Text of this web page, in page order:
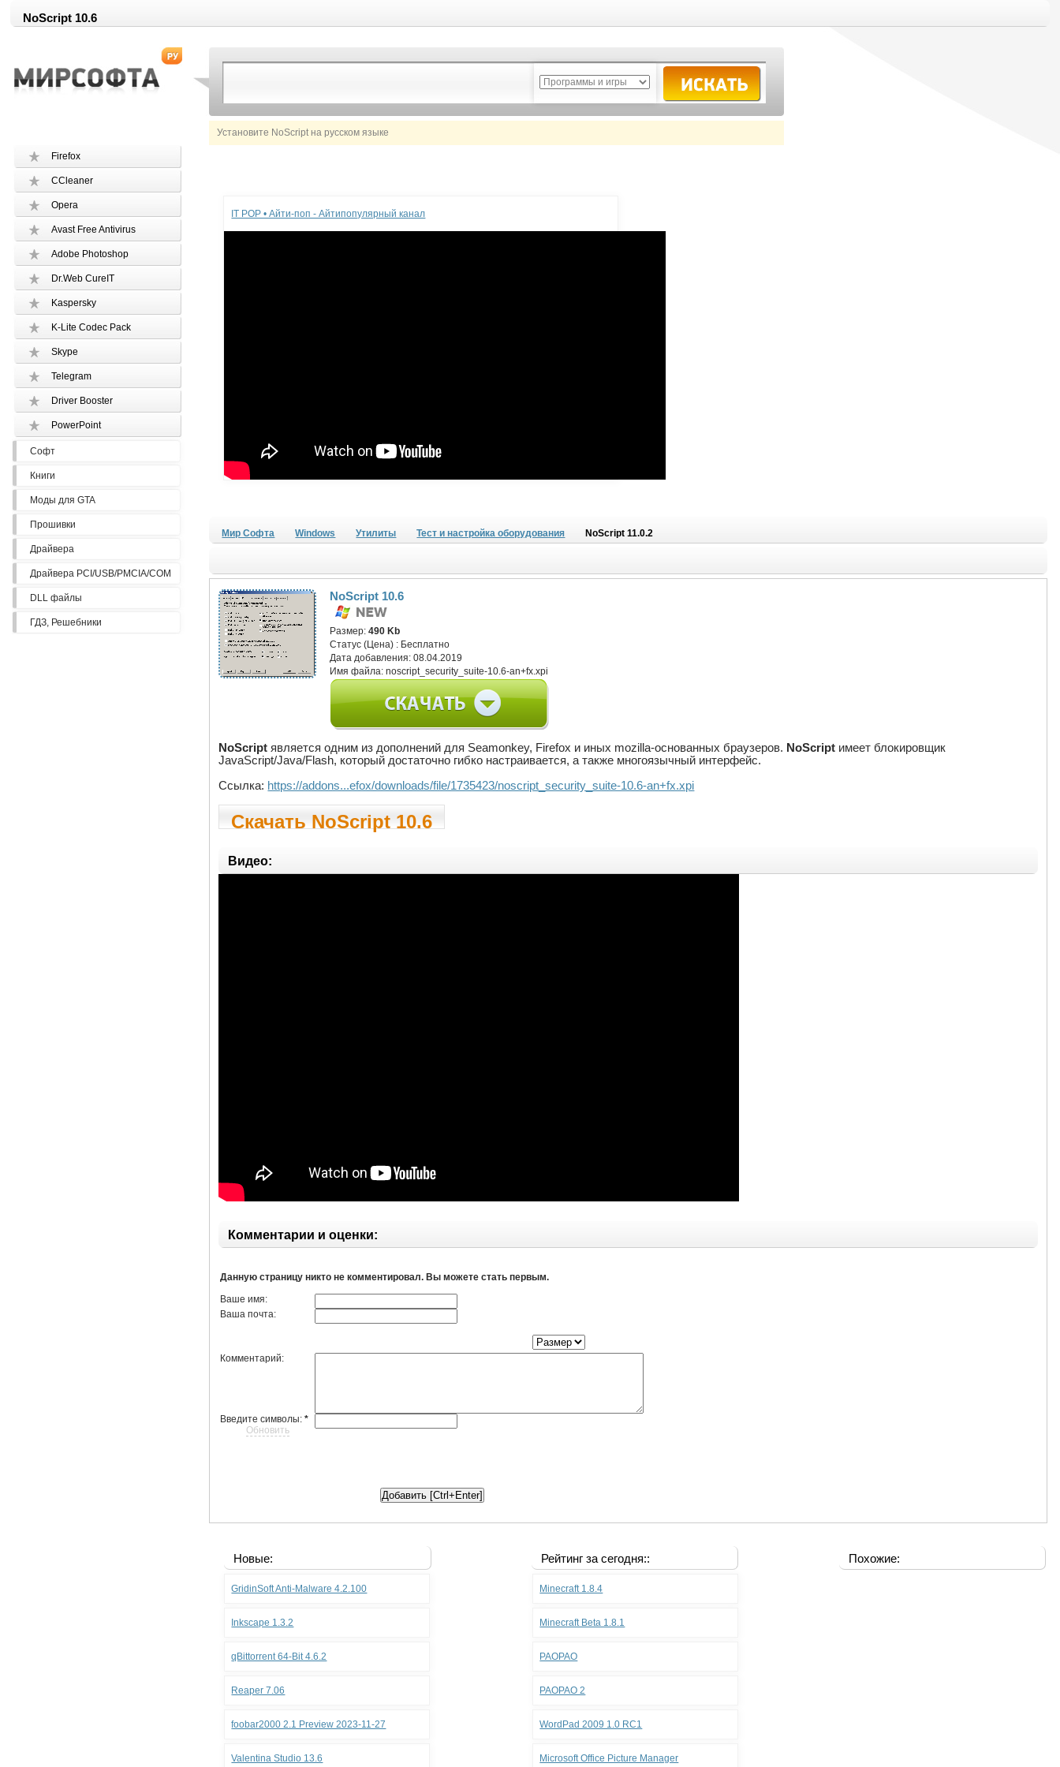
NoScript 10.6
Установите NoScript на русском языке
Firefox
CCleaner
Opera
Avast Free Antivirus
Adobe Photoshop
Dr.Web CureIT
Kaspersky
K-Lite Codec Pack
Skype
Telegram
Driver Booster
PowerPoint
Софт
Книги
Моды для GTA
Прошивки
Драйвера
Драйвера PCI/USB/PMCIA/COM
DLL файлы
ГДЗ, Решебники
IT POP • Айти-поп - Айтипопулярный канал
Мир Софта Windows Утилиты Тест и настройка оборудования NoScript 11.0.2
NoScript 10.6
Размер:490 Kb
Статус (Цена) : Бесплатно
Дата добавления:08.04.2019
Имя файла:noscript_security_suite-10.6-an+fx.xpi
NoScript является одним из дополнений для Seamonkey, Firefox и иных mozilla-основанных браузеров. NoScript имеет блокировщик
JavaScript/Java/Flash, который достаточно гибко настраивается, а также многоязычный интерфейс.
Ссылка: https://addons...efox/downloads/file/1735423/noscript_security_suite-10.6-an+fx.xpi
Скачать NoScript 10.6
Видео:
Комментарии и оценки:
Данную страницу никто не комментировал. Вы можете стать первым.
Ваше имя:
Ваша почта:
Комментарий:
Введите символы:*
Обновить
Новые:
GridinSoft Anti-Malware 4.2.100
Inkscape 1.3.2
qBittorrent 64-Bit 4.6.2
Reaper 7.06
foobar2000 2.1 Preview 2023-11-27
Valentina Studio 13.6
Рейтинг за сегодня::
Minecraft 1.8.4
Minecraft Beta 1.8.1
PAOPAO
PAOPAO 2
WordPad 2009 1.0 RC1
Microsoft Office Picture Manager
Похожие: